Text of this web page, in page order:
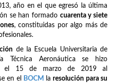
año en el que egresó la última
se han formado cuarenta y siete
, constituidas por algo más de
de la Escuela Universitaria de
Técnica Aeronáutica se hizo
el 15 de marzo de 2019 al
en el
BOCM laresolución para su